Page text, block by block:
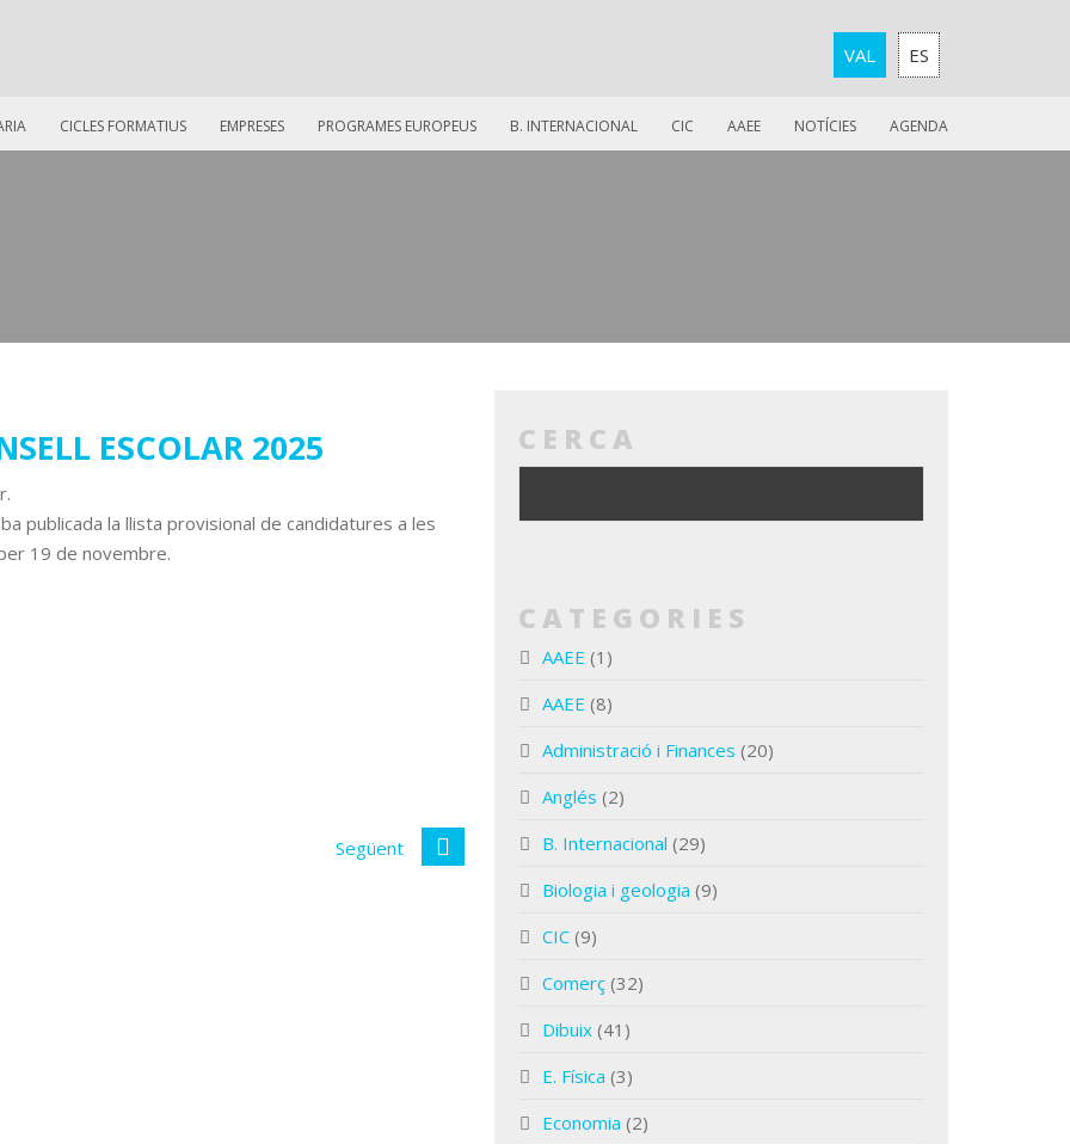
VAL ES
CICLES FORMATIUS EMPRESES PROGRAMES EUROPEUS B. INTERNACIONAL CIC AAEE NOTÍCIES AGENDA
ESCOLAR 2025
publicada la llista provisional de candidatures a les
19 de novembre.
Següent
CERCA
CATEGORIES
AAEE (1)
AAEE (8)
Administració i Finances (20)
Anglés (2)
B. Internacional (29)
Biologia i geologia (9)
CIC (9)
Comerç (32)
Dibuix (41)
E. Física (3)
Economia (2)